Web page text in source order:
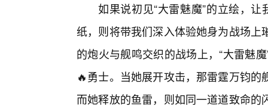
如果说初见“大雷魅魔”的立绘，
纸，则将带我们深入体验她身为战场
的炮火与舰鸣交织的战场上，“大雷魅
🔥勇士。当她展开攻击，那雷霆万钧
而她释放的鱼雷，则如同一道道致命